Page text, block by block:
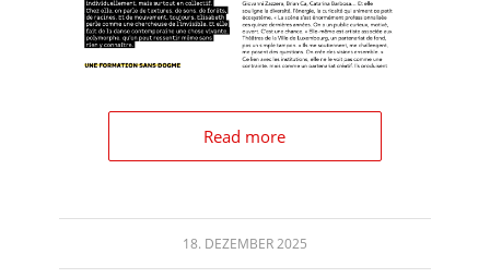
Read more
18. DEZEMBER 2025